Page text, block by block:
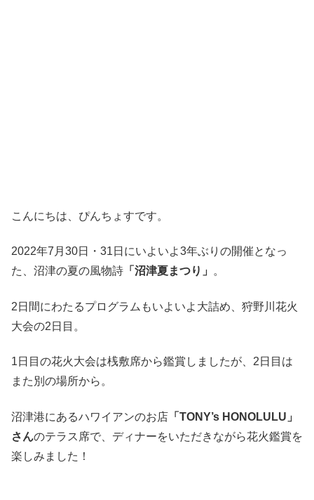
こんにちは、ぴんちょすです。
2022年7月30日・31日にいよいよ3年ぶりの開催となっ
た、沼津の夏の風物詩 「沼津夏まつり」 。
2日間にわたるプログラムもいよいよ大詰め、狩野川花火
大会の2日目。
1日目の花火大会は桟敷席から鑑賞しましたが、2日目は
また別の場所から。
沼津港にあるハワイアンのお店 「TONY’s HONOLULU」
さんのテラス席で、ディナーをいただきながら花火鑑賞を
楽しみました！